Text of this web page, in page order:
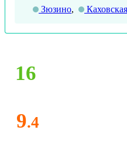
Зюзино, Каховская
16
9.4